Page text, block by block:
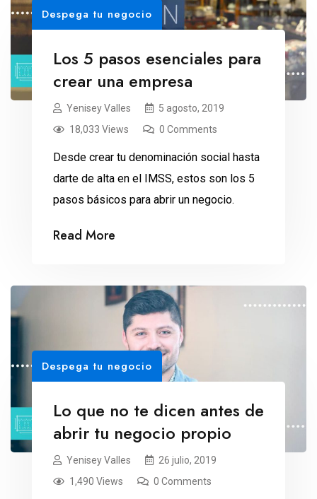
Despega tu negocio
Los 5 pasos esenciales para
crear una empresa
Yenisey Valles
5 agosto, 2019
18,033 Views
0 Comments
Desde crear tu denominación social hasta
darte de alta en el IMSS, estos son los 5
pasos básicos para abrir un negocio.
Read More
Despega tu negocio
Lo que no te dicen antes de
abrir tu negocio propio
Yenisey Valles
26 julio, 2019
1,490 Views
0 Comments